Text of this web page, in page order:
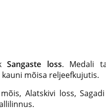
Sangaste loss. Medali
mõisa reljeefkujutis.
Alatskivi loss,